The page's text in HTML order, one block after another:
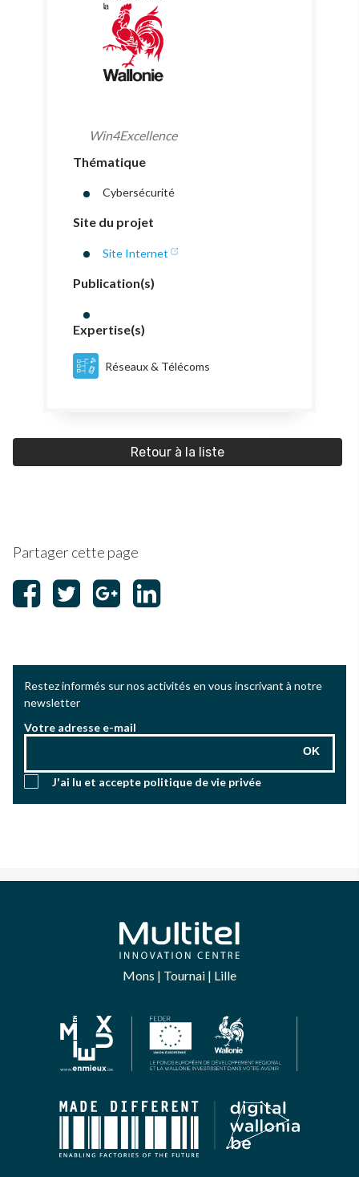
Win4Excellence
Thématique
Cybersécurité
Site du projet
Site Internet
Publication(s)
Expertise(s)
Réseaux & Télécoms
Retour à la liste
Partager cette page
Restez informés sur nos activités en vous inscrivant à notre
newsletter
Votre adresse e-mail
OK
J'ai lu et accepte politique de vie privée
Mons | Tournai | Lille